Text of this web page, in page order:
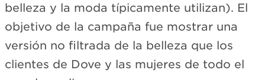
belleza y la moda típicamente utilizan). El
objetivo de la campaña fue mostrar una
versión no filtrada de la belleza que los
clientes de Dove y las mujeres de todo el